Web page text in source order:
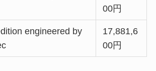
00円
engineered by
17,881,6
00円